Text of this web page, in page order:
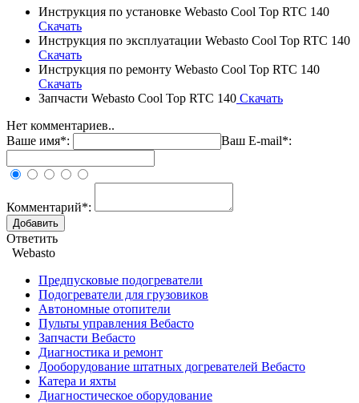
Инструкция по установке Webasto Cool Top RTC 140
Скачать
Инструкция по эксплуатации Webasto Cool Top RTC 140
Скачать
Инструкция по ремонту Webasto Cool Top RTC 140
Скачать
Запчасти Webasto Cool Top RTC 140 Скачать
Нет комментариев..
Ваше имя*:
Ваш E-mail*:
Комментарий*:
Ответить
Webasto
Предпусковые подогреватели
Подогреватели для грузовиков
Автономные отопители
Пульты управления Вебасто
Запчасти Вебасто
Диагностика и ремонт
Дооборудование штатных догревателей Вебасто
Катера и яхты
Диагностическое оборудование